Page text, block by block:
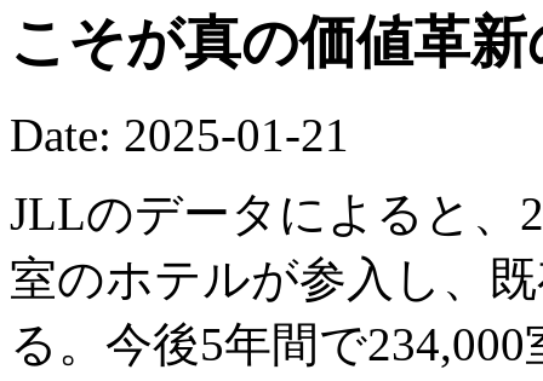
こそが真の価値革
Date: 2025-01-21
JLLのデータによると、
室のホテルが参入し、
る。今後5年間で